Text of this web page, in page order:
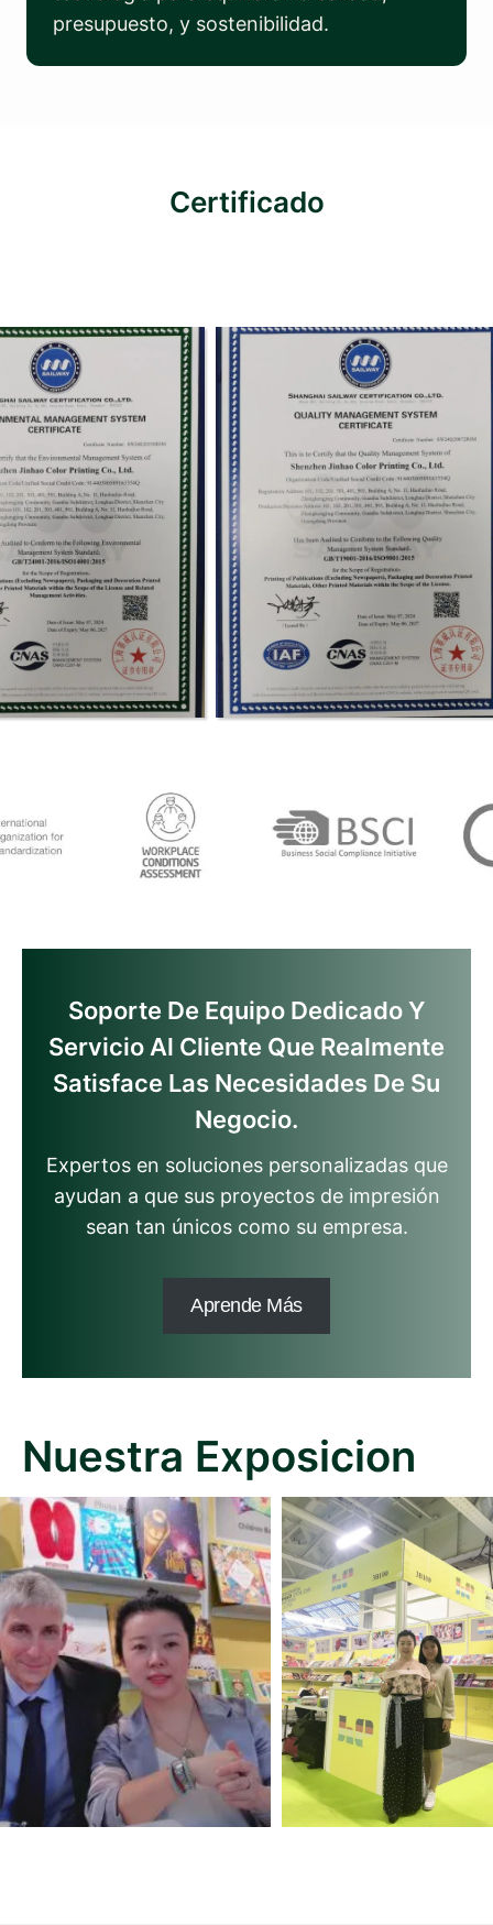
presupuesto, y sostenibilidad.
Certificado
Soporte De Equipo Dedicado Y
Servicio Al Cliente Que Realmente
Satisface Las Necesidades De Su
Negocio.
Expertos en soluciones personalizadas que
ayudan a que sus proyectos de impresión
sean tan únicos como su empresa.
Aprende Más
Nuestra Exposicion